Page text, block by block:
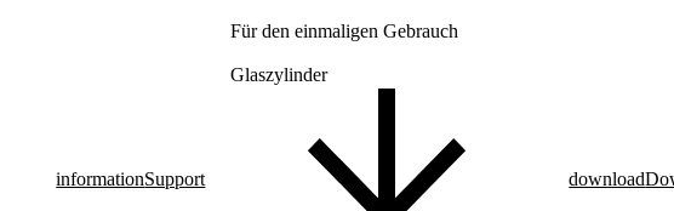
Für den einmaligen Gebrauch
Glaszylinder
informationSupport download